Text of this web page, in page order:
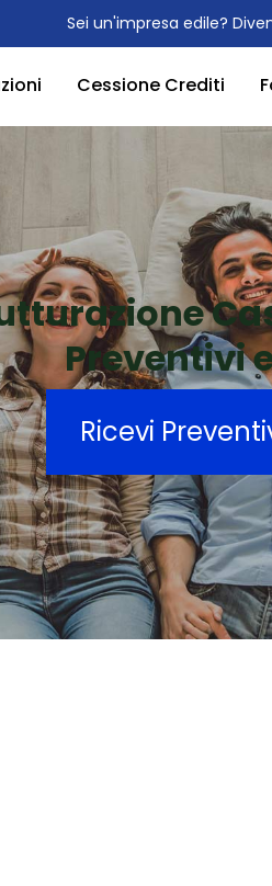
Sei un'impresa edile?
Cessione Crediti
Preventivi
Ricevi